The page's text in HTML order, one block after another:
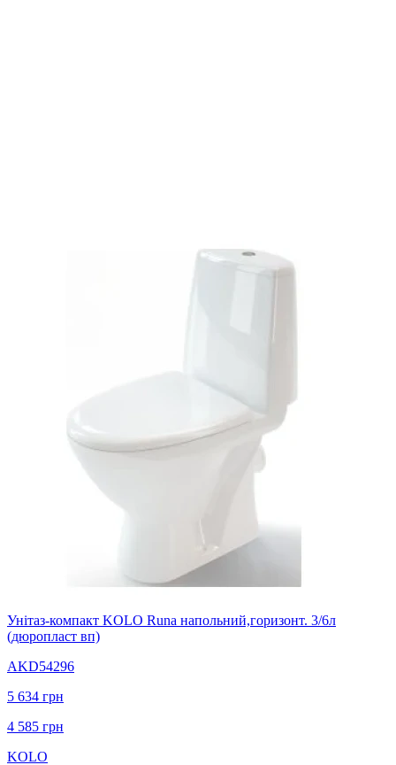
Унітаз-компакт KOLO Runa напольний,горизонт. 3/6л
(дюропласт вп)
AKD54296
5 634 грн
4 585 грн
KOLO